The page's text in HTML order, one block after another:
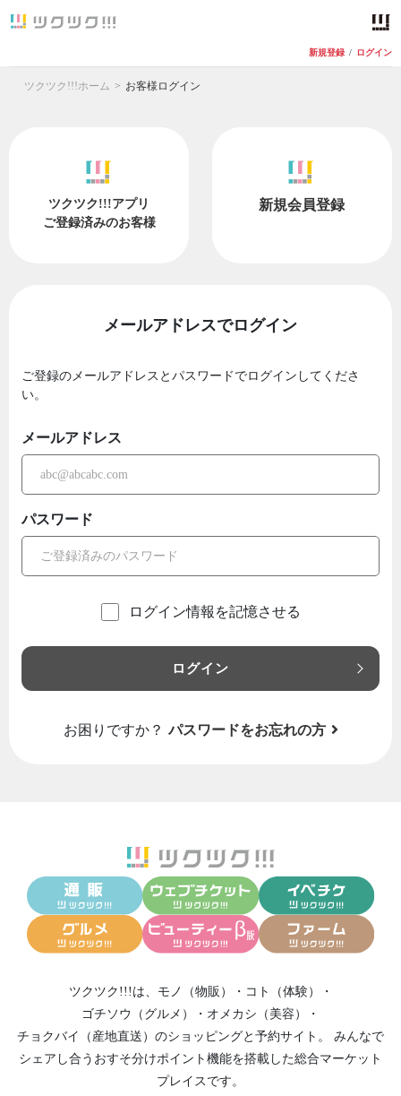
新規登録 / ログイン
ツクツク!!!ホーム お客様ログイン
ツクツク!!!アプリ
ご登録済みのお客様
新規会員登録
メールアドレスでログイン
ご登録のメールアドレスとパスワードでログインしてくださ
い。
メールアドレス
パスワード
ログイン情報を記憶させる
ログイン
お困りですか？ パスワードをお忘れの方
ツクツク!!!は、 モノ（物販） ・ コト（体験）
・
ゴチソウ（グルメ）
・ オメカシ（美容）
・
チョクバイ（産地直送） のショッピングと予約サイト。
みんなで
シェアし合う おすそ分けポイント機能を搭載した総合マーケット
プレイスです。